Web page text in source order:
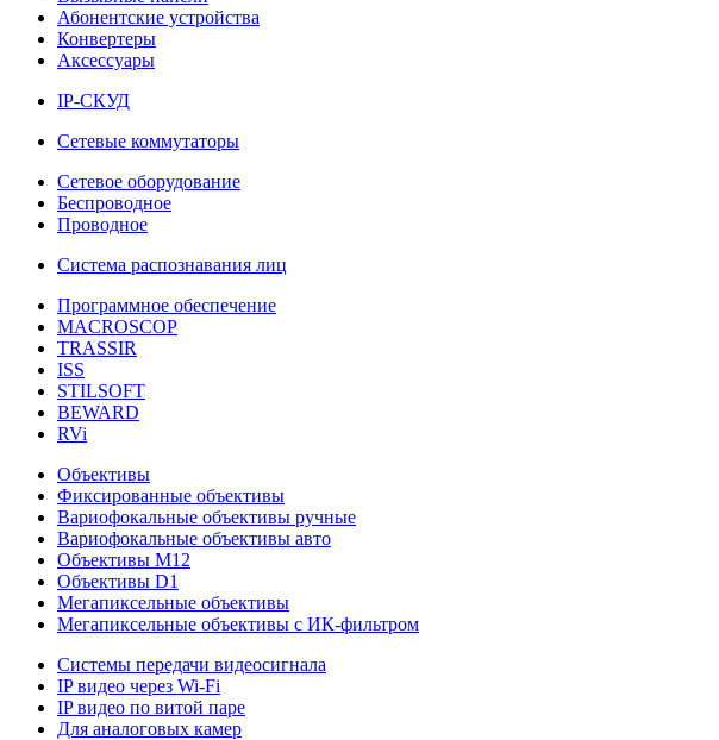
Абонентские устройства
Конвертеры
Аксессуары
IP-СКУД
Сетевые коммутаторы
Сетевое оборудование
Беспроводное
Проводное
Система распознавания лиц
Программное обеспечение
MACROSCOP
TRASSIR
ISS
STILSOFT
BEWARD
RVi
Объективы
Фиксированные объективы
Вариофокальные объективы ручные
Вариофокальные объективы авто
Объективы М12
Объективы D1
Мегапиксельные объективы
Мегапиксельные объективы с ИК-фильтром
Системы передачи видеосигнала
IP видео через Wi-Fi
IP видео по витой паре
Для аналоговых камер